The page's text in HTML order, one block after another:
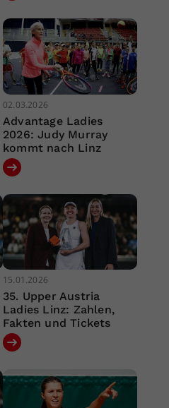
02.03.2026
Advantage Ladies
2026: Judy Murray
kommt nach Linz
15.01.2026
35. Upper Austria
Ladies Linz: Zahlen,
Fakten und Tickets